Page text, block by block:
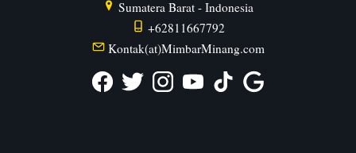
Sumatera Barat - Indonesia
+62811667792
Kontak(at)MimbarMinang.com